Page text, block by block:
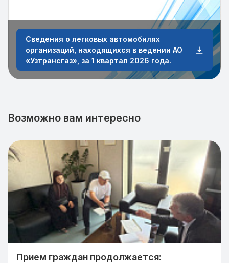
Сведения о легковых автомобилях
организаций, находящихся в ведении АО
«Узтрансгаз», за 1 квартал 2026 года.
Возможно вам интересно
Прием граждан продолжается: